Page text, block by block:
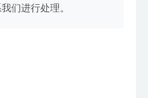
们进行处理。